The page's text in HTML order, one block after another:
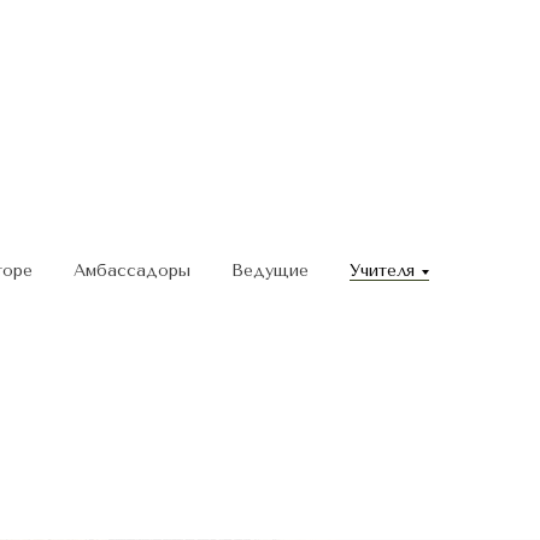
Амбассадоры Ведущие Учителя
их до